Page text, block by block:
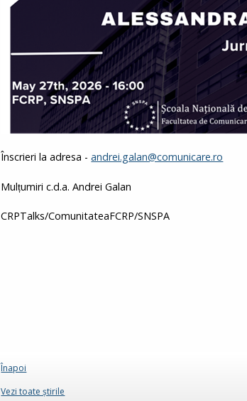
Înscrieri la adresa -andrei.galan@comunicare.ro
Mulțumiri c.d.a. Andrei Galan
CRPTalks/ComunitateaFCRP/SNSPA
Înapoi
Vezi toate ştirile